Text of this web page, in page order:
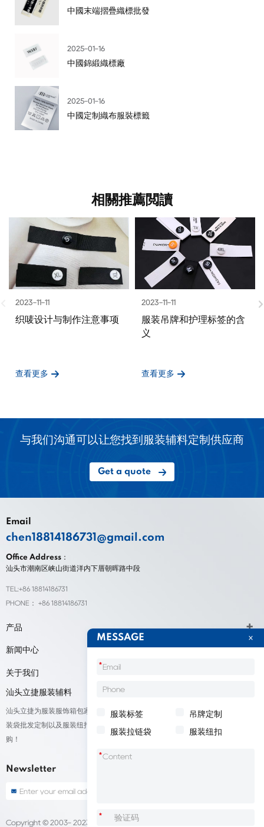
中國末端摺疊織標批發
2025-01-16
中國錦緞織標廠
2025-01-16
中國定制織布服裝標籤
相關推薦閲讀
2023-11-11
织唛设计与制作注意事项
查看更多
2023-11-11
服装吊牌和护理标签的含
义
查看更多
与我们沟通可以让您找到服装辅料定制供应商
Get a quote
Email
chen18814186731@gmail.com
Office Address：
汕头市潮南区峡山街道洋内下厝朝晖路中段
TEL:+86 18814186731
PHONE： +86 18814186731
产品
新闻中心
关于我们
汕头立捷服装辅料
汕头立捷为服装服饰箱包家纺鞋帽标签等产品厂家提供标签定制、吊牌定做、包
装袋批发定制以及服装纽扣低价批量出售；我们承接来自全球的订单，欢迎采
购！
Newsletter
Copyright © 2003- 2023 汕头立捷服装标签定做
MESSAGE
*
服装标签 吊牌定制
服装拉链袋 服装纽扣
*
*